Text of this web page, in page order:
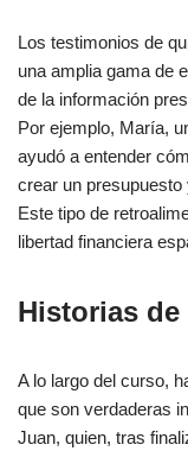
Los testimonios de
una amplia gama de
de la información
Por ejemplo, María,
ayudó a entender
crear un presupuesto
Este tipo de
libertad financiera
Historias de
A lo largo del curso,
que son verdaderas
Juan, quien, tras